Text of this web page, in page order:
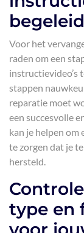
Voor het
raden om een
instructievideo’s
stappen
reparatie moet
een succesvolle
kan je helpen
te zorgen dat je
hersteld.
type en